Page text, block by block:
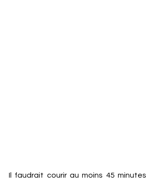
Il faudrait courir au moins 45 minutes